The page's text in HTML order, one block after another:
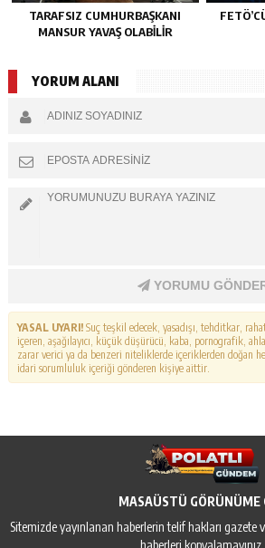
TARAFSIZ CUMHURBAŞKANI
MANSUR YAVAŞ OLABİLİR
YORUM ALANI
YORUMU
YASAL UYARI!Suç teşkil edecek, yasadışı, tehditkar,
içeren, aşağılayıcı, küçük düşürücü, kaba, pornografik,
zarar verici ya da benzeri niteliklerde içeriklerden doğan
idari sorumluluk içeriği gönderen kişiye aittir.
MASAÜSTÜ GÖRÜNÜME
Sitemizde yayınlanan haberlerin telif hakları gazete
haberleri kopyalamayınız.